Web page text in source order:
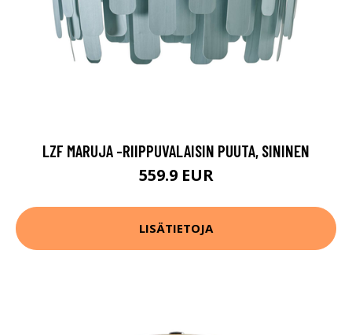
LZF MARUJA -RIIPPUVALAISIN PUUTA, SININEN
559.9 EUR
LISÄTIETOJA